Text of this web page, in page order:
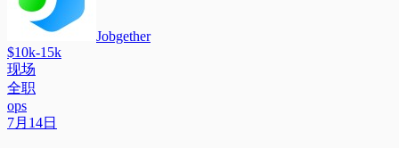
Jobgether
$10k-15k
现场
全职
ops
7月14日